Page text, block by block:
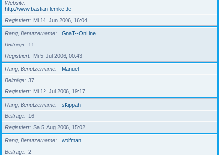
Website
http://www.bastian-lemke.de
Registriert
Mi 14. Jun 2006, 16:04
Rang, Benutzername
GnaT--OnLine
Beiträge
11
Registriert
Mi 5. Jul 2006, 00:43
Rang, Benutzername
Manuel
Beiträge
37
Registriert
Mi 12. Jul 2006, 19:17
Rang, Benutzername
sKippah
Beiträge
16
Registriert
Sa 5. Aug 2006, 15:02
Rang, Benutzername
wolfman
Beiträge
2